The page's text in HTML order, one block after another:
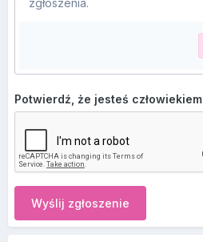
zgłoszenia.
Potwierdź, że jesteś człowiekiem
Wyślij zgłoszenie